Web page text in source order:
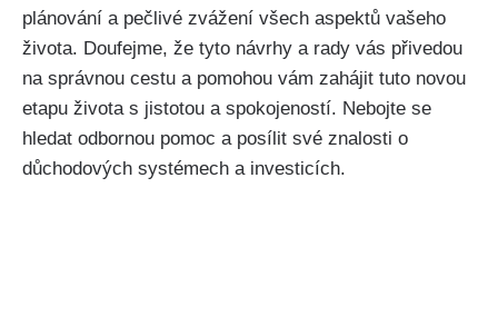
plánování a pečlivé zvážení všech aspektů vašeho
života. Doufejme, že tyto návrhy a rady vás přivedou
na správnou cestu a pomohou vám zahájit tuto novou
etapu života s jistotou a spokojeností. Nebojte se
hledat odbornou pomoc a posílit své znalosti o
důchodových systémech a investicích.